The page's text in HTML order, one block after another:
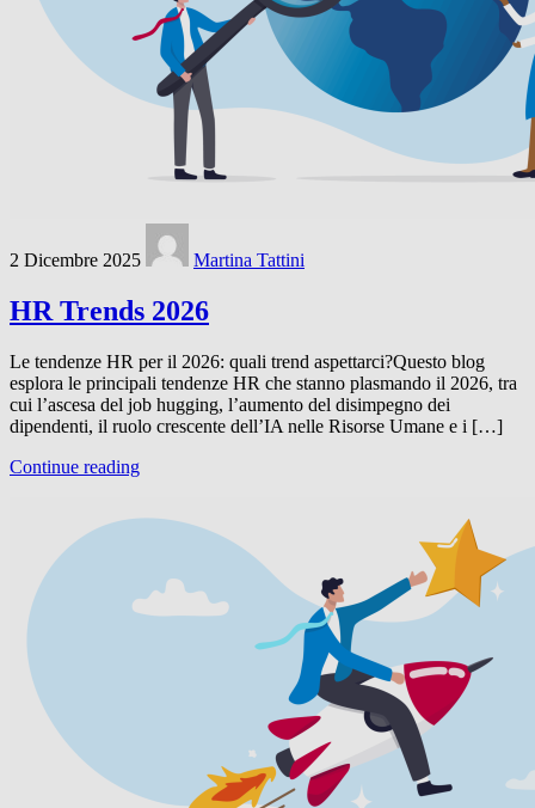
2 Dicembre 2025 Martina Tattini
HR Trends 2026
Le tendenze HR per il 2026: quali trend aspettarci?Questo blog
esplora le principali tendenze HR che stanno plasmando il 2026, tra
cui l’ascesa del job hugging, l’aumento del disimpegno dei
dipendenti, il ruolo crescente dell’IA nelle Risorse Umane e i […]
Continue reading